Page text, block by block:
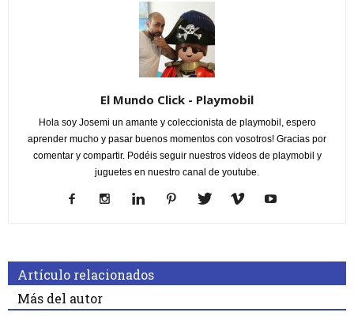
El Mundo Click - Playmobil
Hola soy Josemi un amante y coleccionista de playmobil, espero
aprender mucho y pasar buenos momentos con vosotros! Gracias por
comentar y compartir. Podéis seguir nuestros videos de playmobil y
juguetes en nuestro canal de youtube.
Artículo relacionados
Más del autor